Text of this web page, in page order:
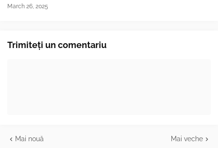
March 26, 2025
Trimiteți un comentariu
Mai nouă Mai veche